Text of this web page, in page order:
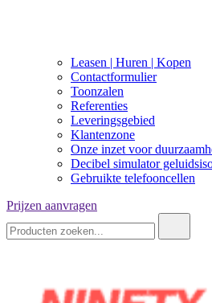
Leasen | Huren | Kopen
Contactformulier
Toonzalen
Referenties
Leveringsgebied
Klantenzone
Onze inzet voor
Decibel simulator
Gebruikte telefooncellen
Prijzen aanvragen